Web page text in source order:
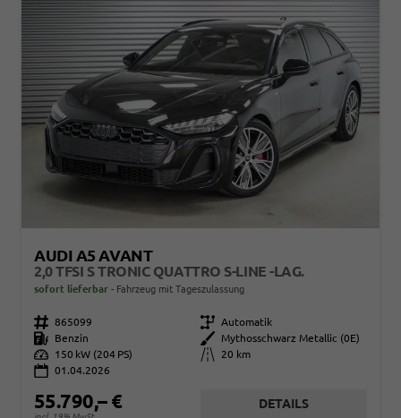
AUDI A5 AVANT
2,0 TFSI S TRONIC QUATTRO S-LINE -LAG.
sofort lieferbar Fahrzeug mit Tageszulassung
Fahrzeugnr. 865099 Getriebe Automatik
Kraftstoff
Benzin Außenfarbe
Mythosschwarz Metallic (0E)
Leistung
150 kW (204 PS) Kilometerstand
20 km
01.04.2026
55.790,– € DETAILS